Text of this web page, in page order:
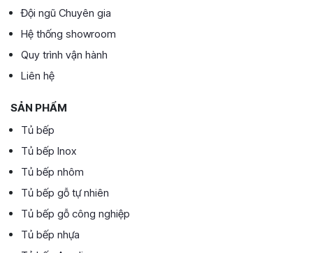
Đội ngũ Chuyên gia
Hệ thống showroom
Quy trình vận hành
Liên hệ
SẢN PHẨM
Tủ bếp
Tủ bếp Inox
Tủ bếp nhôm
Tủ bếp gỗ tự nhiên
Tủ bếp gỗ công nghiệp
Tủ bếp nhựa